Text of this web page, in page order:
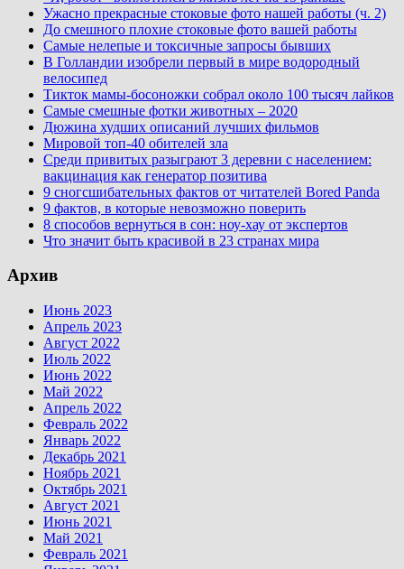
Ужасно прекрасные стоковые фото нашей работы (ч. 2)
До смешного плохие стоковые фото вашей работы
Самые нелепые и токсичные запросы бывших
В Голландии изобрели первый в мире водородный
велосипед
Тикток мамы-босоножки собрал около 100 тысяч лайков
Самые смешные фотки животных – 2020
Дюжина худших описаний лучших фильмов
Мировой топ-40 обителей зла
Среди привитых разыграют 3 деревни с населением:
вакцинация как генератор позитива
9 сногсшибательных фактов от читателей Bored Panda
9 фактов, в которые невозможно поверить
8 способов вернуться в сон: ноу-хау от экспертов
Что значит быть красивой в 23 странах мира
Архив
Июнь 2023
Апрель 2023
Август 2022
Июль 2022
Июнь 2022
Май 2022
Апрель 2022
Февраль 2022
Январь 2022
Декабрь 2021
Ноябрь 2021
Октябрь 2021
Август 2021
Июнь 2021
Май 2021
Февраль 2021